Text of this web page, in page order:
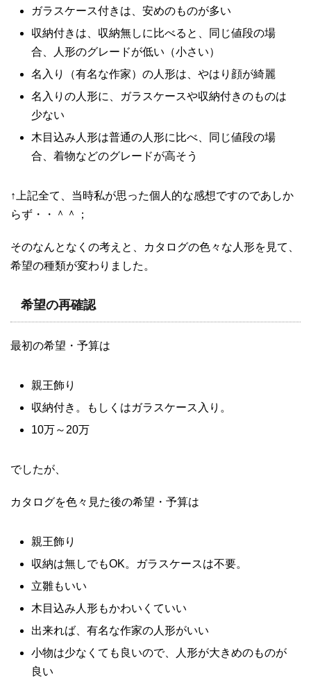
ガラスケース付きは、安めのものが多い
収納付きは、収納無しに比べると、同じ値段の場
合、人形のグレードが低い（小さい）
名入り（有名な作家）の人形は、やはり顔が綺麗
名入りの人形に、ガラスケースや収納付きのものは
少ない
木目込み人形は普通の人形に比べ、同じ値段の場
合、着物などのグレードが高そう
↑上記全て、当時私が思った個人的な感想ですのであしか
らず・・＾＾；
そのなんとなくの考えと、カタログの色々な人形を見て、
希望の種類が変わりました。
希望の再確認
最初の希望・予算は
親王飾り
収納付き。もしくはガラスケース入り。
10万～20万
でしたが、
カタログを色々見た後の希望・予算は
親王飾り
収納は無しでもOK。ガラスケースは不要。
立雛もいい
木目込み人形もかわいくていい
出来れば、有名な作家の人形がいい
小物は少なくても良いので、人形が大きめのものが
良い